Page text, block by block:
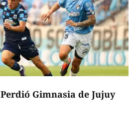
Perdió Gimnasia de Jujuy